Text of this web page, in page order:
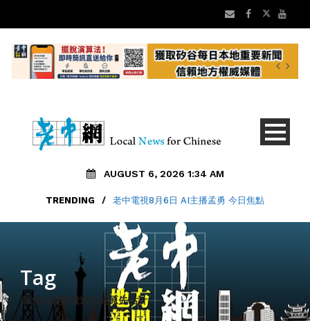
AUGUST 6, 2026 1:34 AM
TRENDING / 老中電視8月6日 AI主播孟勇 今日焦點
Tag
加州山獅數量遠低於原先估計